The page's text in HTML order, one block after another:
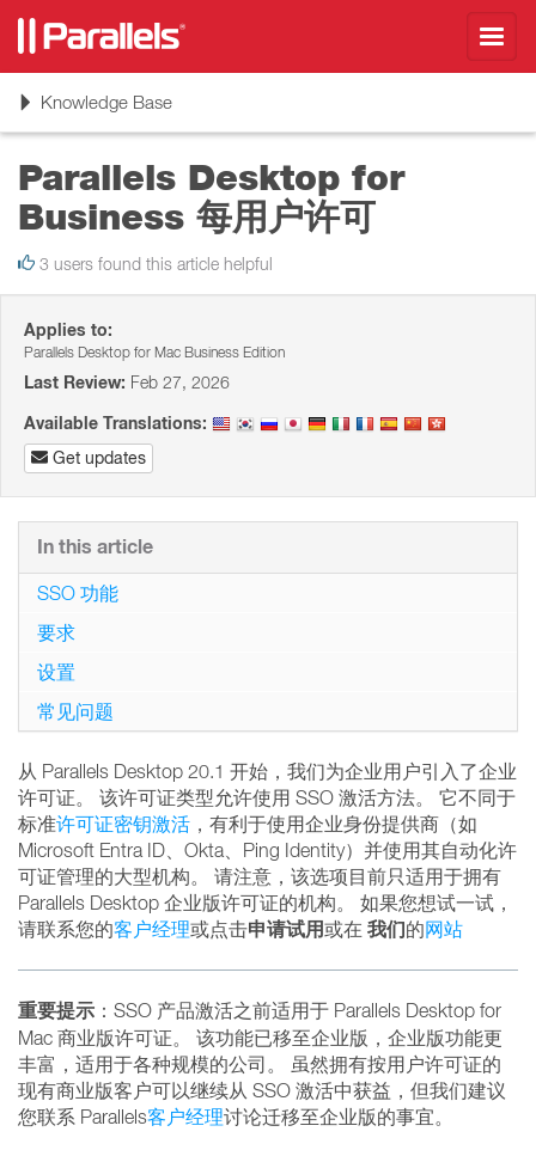
ToggleKnowledge Base
Parallels Desktop for
Business 每用户许可
3 users found this article helpful
Applies to:
Parallels Desktop for Mac Business Edition
Last Review: Feb 27, 2026
Available Translations:
Get updates
从 Parallels Desktop 20.1 开始，我们为企业用户引入了企业
许可证。 该许可证类型允许使用 SSO 激活方法。 它不同于
标准许可证密钥激活 ，有利于使用企业身份提供商（如
Microsoft Entra ID、Okta、Ping Identity）并使用其自动化许
可证管理的大型机构。 请注意，该选项目前只适用于拥有
Parallels Desktop 企业版许可证的机构。 如果您想试一试，
请联系您的客户经理或点击申请试用或在 我们的网站
重要提示 ：SSO 产品激活之前适用于 Parallels Desktop for
Mac 商业版许可证。 该功能已移至企业版，企业版功能更
丰富，适用于各种规模的公司。 虽然拥有按用户许可证的
现有商业版客户可以继续从 SSO 激活中获益，但我们建议
您联系 Parallels客户经理讨论迁移至企业版的事宜。
In this article
SSO 功能
要求
设置
常见问题